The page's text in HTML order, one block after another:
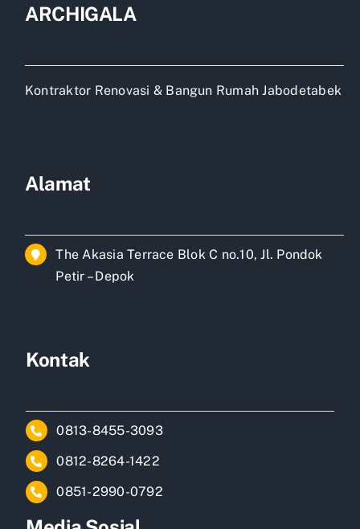
ARCHIGALA
Kontraktor Renovasi & Bangun Rumah Jabodetabek
Alamat
The Akasia Terrace Blok C no.10, Jl. Pondok
Petir – Depok
Kontak
0813-8455-3093
0812-8264-1422
0851-2990-0792